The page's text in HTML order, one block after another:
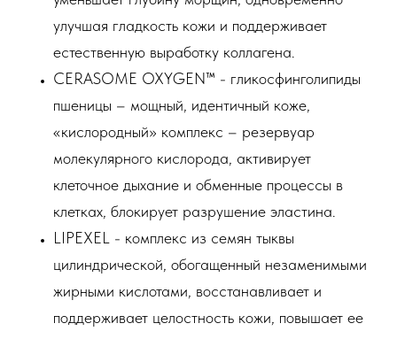
улучшая гладкость кожи и поддерживает
естественную выработку коллагена.
CERASOME OXYGEN™ - гликосфинголипиды
пшеницы – мощный, идентичный коже,
«кислородный» комплекс – резервуар
молекулярного кислорода, активирует
клеточное дыхание и обменные процессы в
клетках, блокирует разрушение эластина.
LIPEXEL - комплекс из семян тыквы
цилиндрической, обогащенный незаменимыми
жирными кислотами, восстанавливает и
поддерживает целостность кожи, повышает ее